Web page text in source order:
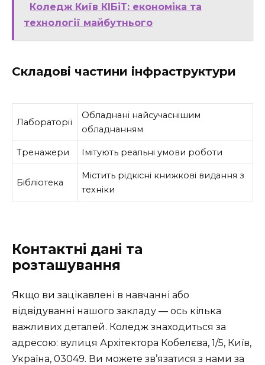
Коледж Київ КІБіТ: економіка та
технології майбутнього
Складові частини інфраструктури
Лабораторії
Обладнані найсучаснішим
обладнанням
Тренажери Імітують реальні умови роботи
Бібліотека
Містить рідкісні книжкові видання з
техніки
Контактні дані та
розташування
Якщо ви зацікавлені в навчанні або
відвідуванні нашого закладу — ось кілька
важливих деталей. Коледж знаходиться за
адресою: вулиця Архітектора Кобелєва, 1/5, Київ,
Україна, 03049. Ви можете зв’язатися з нами за